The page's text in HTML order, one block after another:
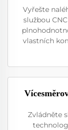
Vyřešte
službou
vlastních
Zvládněte